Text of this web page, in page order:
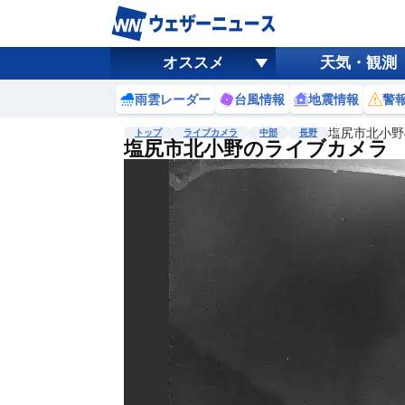
オススメ 天気・観測
雨雲レーダー 台風情報 地震情報 警
トップ ライブカメラ 中部 長野 塩尻市北小
塩尻市北小野のライブカメラ